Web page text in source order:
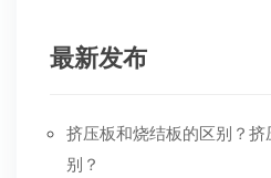
最新发布
挤压板和烧结板的区别？
别？